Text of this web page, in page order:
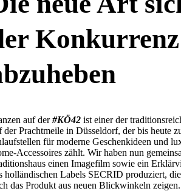
Konkurrenz
auf der#KÖ42 ist einer der
der Prachtmeile in Düsseldorf, der bis heute
für moderne Geschenkideen und
Accessoires zählt. Wir haben nun
einen Imagefilm sowie ein
holländischen Labels SECRID produziert,
das Produkt aus neuen Blickwinkeln zeigen.